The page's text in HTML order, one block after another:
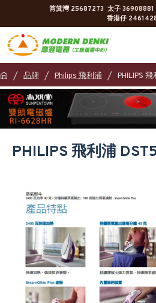
筲箕灣 25687273 太子
香港仔
品牌 Philips 飛利浦 PHILIPS
PHILIPS 飛利浦